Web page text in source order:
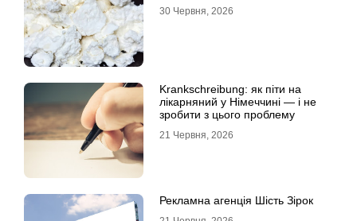
30 Червня, 2026
Krankschreibung: як піти на
лікарняний у Німеччині — і не
зробити з цього проблему
21 Червня, 2026
Рекламна агенція Шість Зірок